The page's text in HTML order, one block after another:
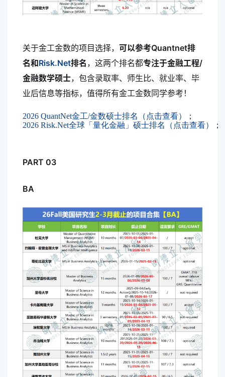
关于金工金数的项目选择， 可以参考Quantnet排
名和Risk.Net排名 ，这两个排名都专注于金融工程/
金融数学硕士，包含录取率、师生比、就业率、毕
业后信息等指标，值得所有金工金数同学参考！
2026 QuantNet金工/金数硕士排名（点击查看）
；
2026 Risk.Net全球「量化金融」硕士排名（点击查看）
；
PART 03
BA